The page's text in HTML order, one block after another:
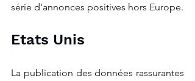
série d'annonces positives hors Europe.
Etats Unis
La publication des données rassurantes